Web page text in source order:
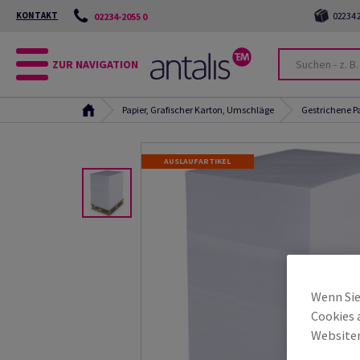
KONTAKT 02234-2055 0 02234
ZUR NAVIGATION
Papier, Grafischer Karton, Umschläge Gestrichene
AUSLAUFARTIKEL
Wenn
Cookies